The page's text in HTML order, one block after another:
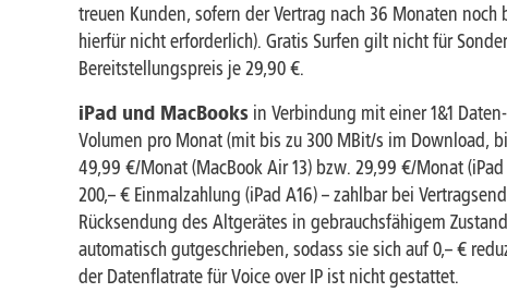
treuen Kunden, sofern der Vertrag nach 36 Monaten
hierfür nicht erforderlich). Gratis Surfen gilt nicht für
Bereitstellungspreis je 29,90 €.
iPad und MacBooks in Verbindung mit einer 1&1
Volumen pro Monat (mit bis zu 300 MBit/s im Download,
49,99 €/Monat (MacBook Air 13) bzw. 29,99 €/Monat
200,– € Einmalzahlung (iPad A16) – zahlbar bei
Rücksendung des Altgerätes in gebrauchsfähigem
automatisch gutgeschrieben, sodass sie sich auf 0,– €
der Datenflatrate für Voice over IP ist nicht gestattet.